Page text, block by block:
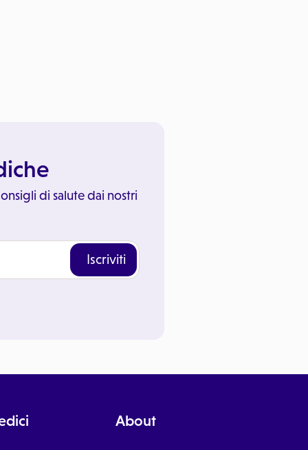
di salute dai nostri
Iscriviti
About